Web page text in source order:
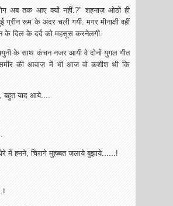
अब तक आए क्यों नहीं.?" शहनाज़ ओठों ही
ग्रीन रूम के अंदर चली गयी. मगर मीनाक्षी वहीं
दिल के दर्द को महसूस करने‌लगी.
के साथ कंचन नजर आयी वे दोनों युगल गीत
की आवाज में भी आज वो कशीश थी कि
बहुत याद आये....
में हमने, चिरागे मुहब्बत जलाये बुझाये......!